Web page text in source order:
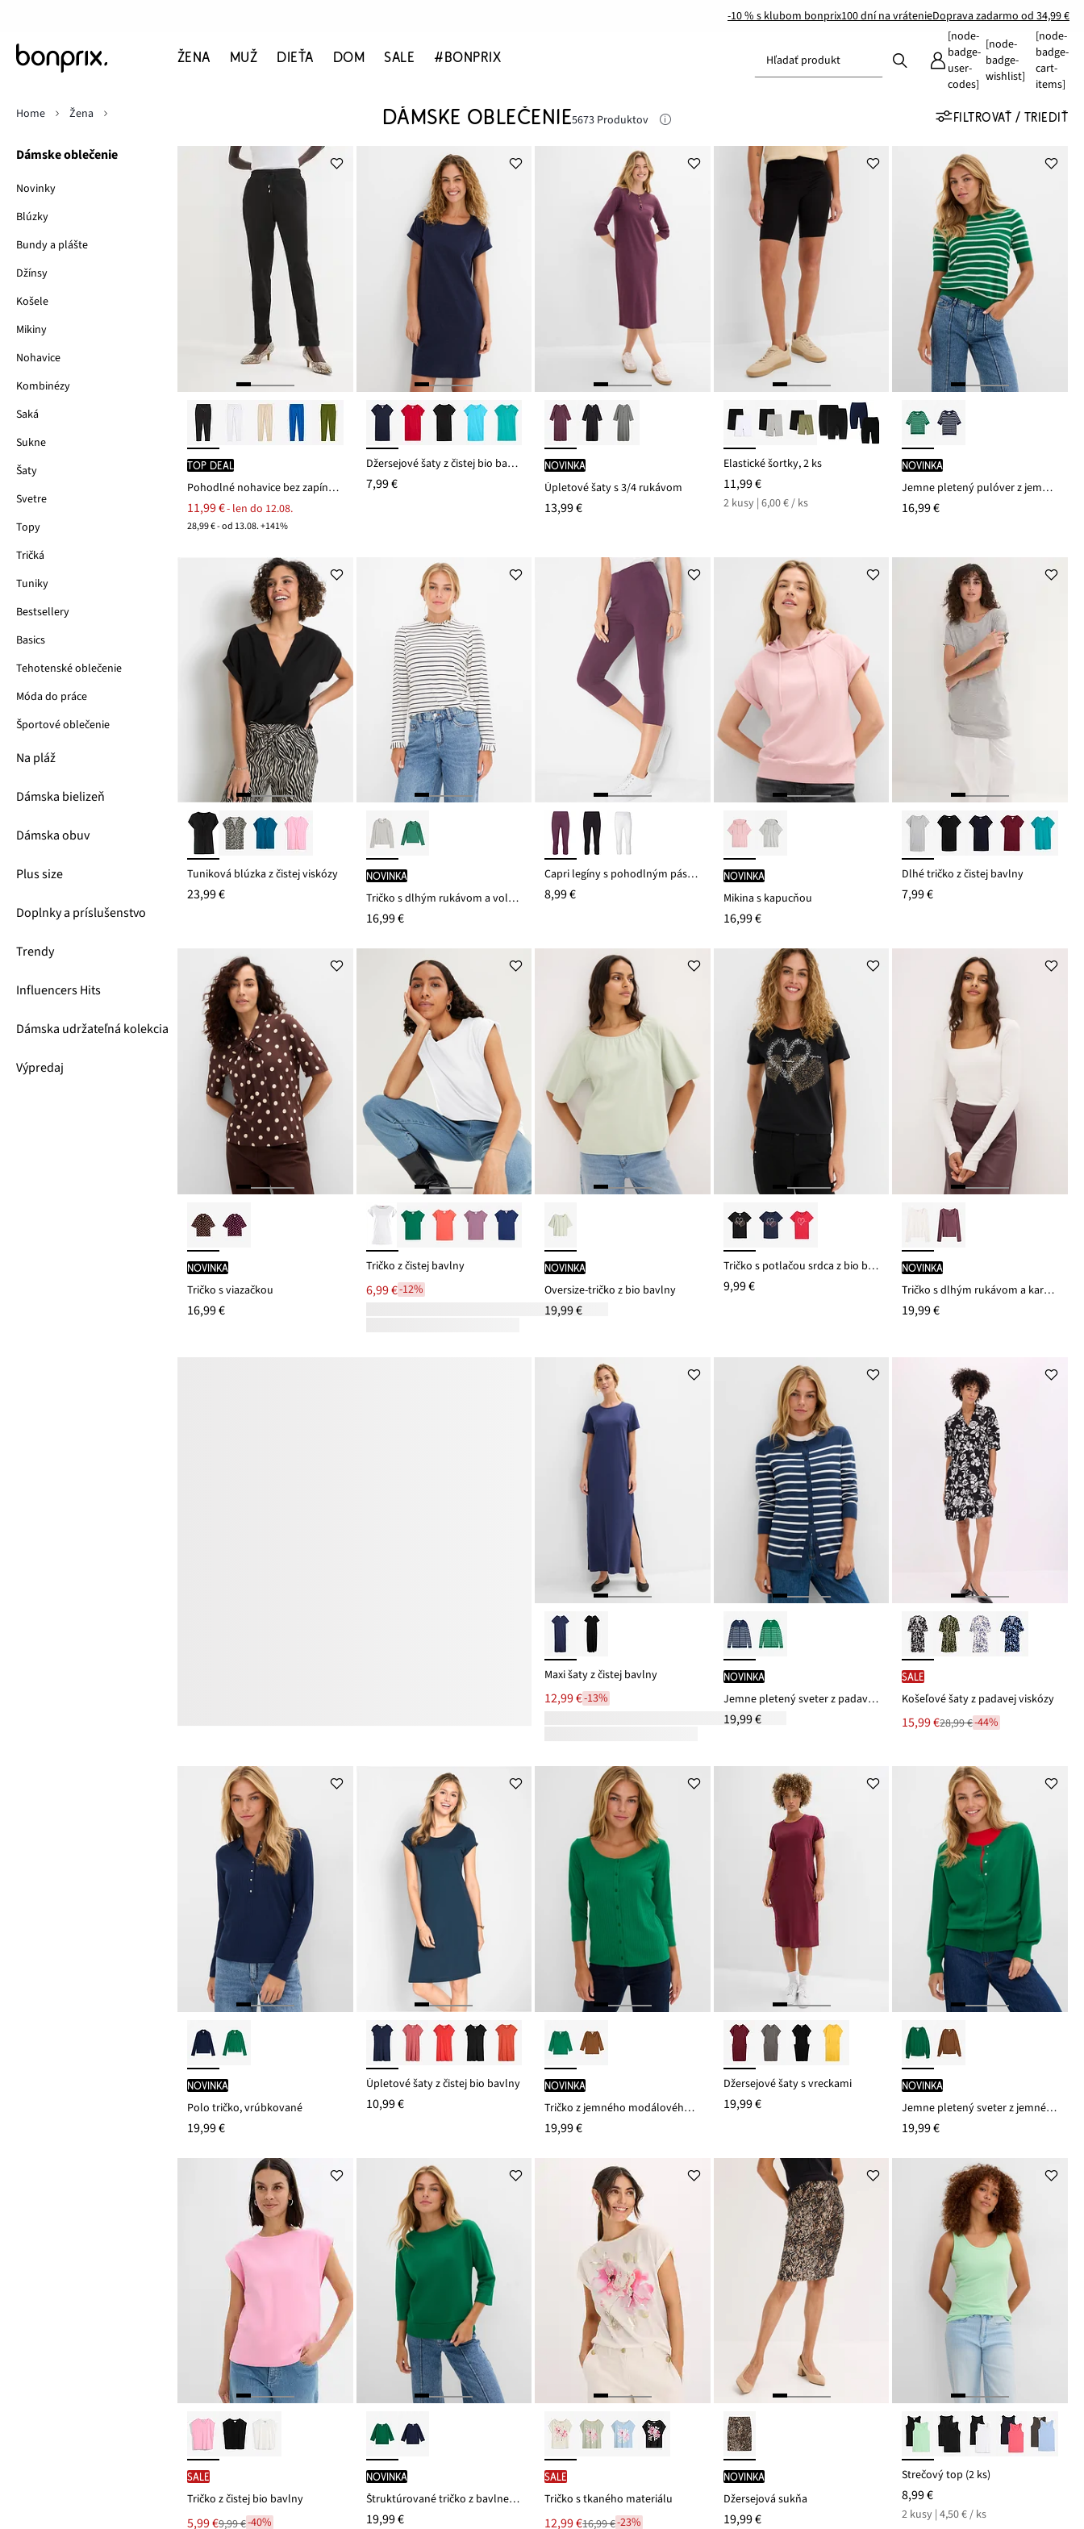
-10 % s klubom bonprix100 dní na vrátenieDoprava zadarmo od 34,99 €
ŽENA MUŽ DIEŤA DOM SALE #BONPRIX Hľadať produkt
[node-
badge-
user-
codes]
[node-
badge-
wishlist]
[node-
badge-
cart-
items]
Dámske oblečenie
Novinky
Blúzky
Bundy a plášte
Džínsy
Košele
Mikiny
Nohavice
Kombinézy
Saká
Sukne
Šaty
Svetre
Topy
Tričká
Tuniky
Bestsellery
Basics
Tehotenské oblečenie
Móda do práce
Športové oblečenie
Na pláž
Dámska bielizeň
Dámska obuv
Plus size
Doplnky a príslušenstvo
Trendy
Influencers Hits
Dámska udržateľná kolekcia
Výpredaj
Home Žena DÁMSKE OBLEČENIE5673 Produktov FILTROVAŤ / TRIEDIŤ
TOP DEAL
Pohodlné nohavice bez zapínania Punto di Roma
11,99 €- len do 12.08.
28,99 € - od 13.08. +141%
Džersejové šaty z čistej bio bavlny
7,99 €
novinka
Úpletové šaty s 3/4 rukávom
13,99 €
Elastické šortky, 2 ks
11,99 €
2 kusy | 6,00 € / ks
novinka
Jemne pletený pulóver z jemného viskózového mixu
16,99 €
Tuniková blúzka z čistej viskózy
23,99 €
novinka
Tričko s dlhým rukávom a volánmi
16,99 €
Capri legíny s pohodlným pásom
8,99 €
novinka
Mikina s kapucňou
16,99 €
Dlhé tričko z čistej bavlny
7,99 €
novinka
Tričko s viazačkou
16,99 €
Tričko z čistej bavlny
6,99 €-12%
novinka
Oversize-tričko z bio bavlny
19,99 €
Tričko s potlačou srdca z bio bavlny
9,99 €
novinka
Tričko s dlhým rukávom a karé výstrihom
19,99 €
Maxi šaty z čistej bavlny
12,99 €-13%
novinka
Jemne pletený sveter z padavého viskózového mixu
19,99 €
SALE
Košeľové šaty z padavej viskózy
Nová
cena
15,99 €
Zľava 28,99 €-44%
novinka
Polo tričko, vrúbkované
19,99 €
Úpletové šaty z čistej bio bavlny
10,99 €
novinka
Tričko z jemného modálového mixu
19,99 €
Džersejové šaty s vreckami
19,99 €
novinka
Jemne pletený sveter z jemného viskózového mixu
19,99 €
SALE
Tričko z čistej bio bavlny
Nová
5,99 €9,99 €-40%
novinka
Štruktúrované tričko z bavlneného mixu
19,99 €
SALE
Tričko s tkaného materiálu
Nová
12,99 €16,99 €-23%
novinka
Džersejová sukňa
19,99 €
Strečový top (2 ks)
8,99 €
2 kusy | 4,50 € / ks